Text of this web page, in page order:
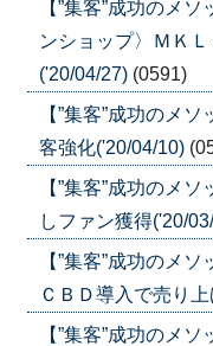
【”集客”成功のメ
ンショップ〉ＭＫ
('20/04/27) (0591)
【”集客”成功のメ
客強化('20/04/10)
【”集客”成功のメ
しファン獲得('20/
【”集客”成功のメ
ＣＢＤ導入で売り
【”集客”成功のメ